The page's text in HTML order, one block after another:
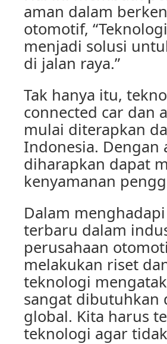
aman dalam
otomotif,
menjadi solusi
di jalan raya.”
Tak hanya itu,
connected car dan
mulai diterapkan
Indonesia.
diharapkan dapat
kenyamanan
Dalam
terbaru dalam
perusahaan
melakukan riset
teknologi
sangat dibutuhkan
global. Kita harus
teknologi agar